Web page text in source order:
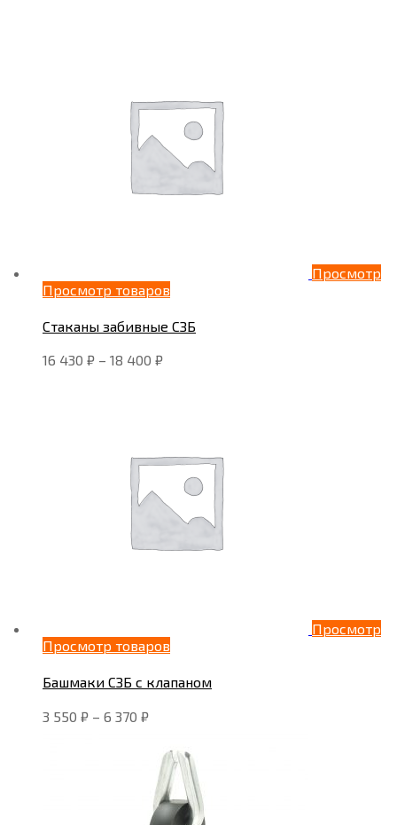
Просмотр
Просмотр товаров
Стаканы забивные СЗБ
16 430 ₽ – 18 400 ₽
Просмотр
Просмотр товаров
Башмаки СЗБ с клапаном
3 550 ₽ – 6 370 ₽